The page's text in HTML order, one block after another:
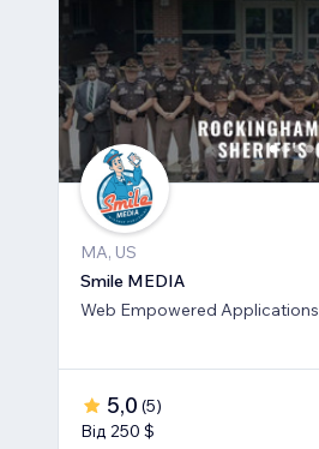
MA, US
Smile MEDIA
Web Empowered Applications
5,0 (5)
Від 250 $